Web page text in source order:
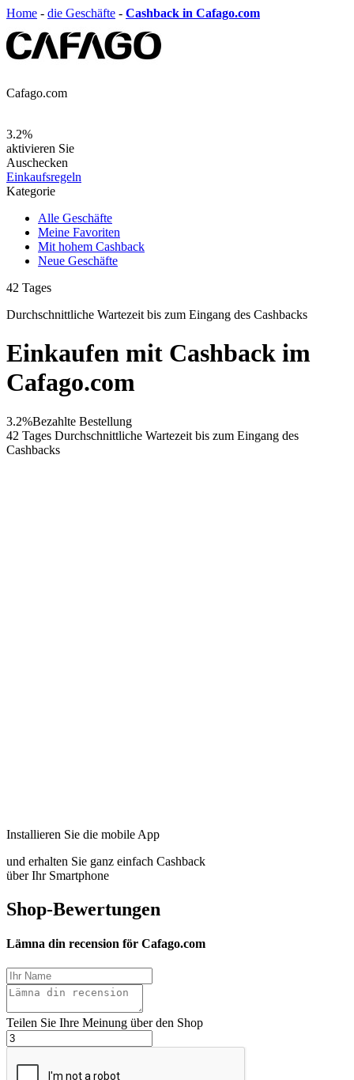
Home - die Geschäfte - Cashback in Cafago.com
Cafago.com
3.2%
aktivieren Sie
Auschecken
Einkaufsregeln
Kategorie
Alle Geschäfte
Meine Favoriten
Mit hohem Cashback
Neue Geschäfte
42 Tages
Durchschnittliche Wartezeit bis zum Eingang des Cashbacks
Einkaufen mit Cashback im
Cafago.com
3.2%Bezahlte Bestellung
42 Tages Durchschnittliche Wartezeit bis zum Eingang des
Cashbacks
Installieren Sie die mobile App
und erhalten Sie ganz einfach Cashback
über Ihr Smartphone
Shop-Bewertungen
Lämna din recension för Cafago.com
Teilen Sie Ihre Meinung über den Shop